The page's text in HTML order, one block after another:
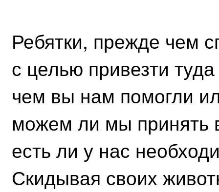
Ребятки, прежде чем
с целью привезти
чем вы нам помогли
можем ли мы принять
есть ли у нас
Скидывая своих